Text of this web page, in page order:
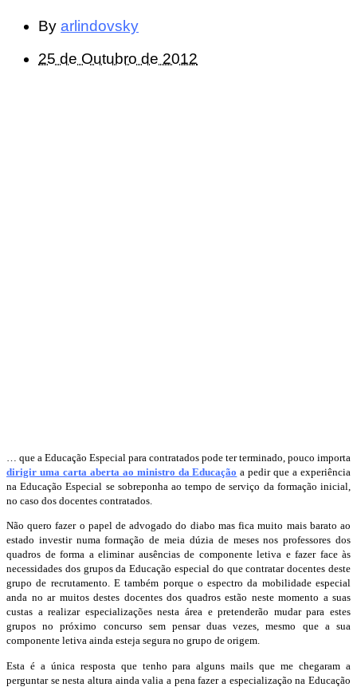
By arlindovsky
25 de Outubro de 2012
… que a Educação Especial para contratados pode ter terminado, pouco importa
dirigir uma carta aberta ao ministro da Educação a pedir que a experiência
na Educação Especial se sobreponha ao tempo de serviço da formação inicial,
no caso dos docentes contratados.
Não quero fazer o papel de advogado do diabo mas fica muito mais barato ao
estado investir numa formação de meia dúzia de meses nos professores dos
quadros de forma a eliminar ausências de componente letiva e fazer face às
necessidades dos grupos da Educação especial do que contratar docentes deste
grupo de recrutamento. E também porque o espectro da mobilidade especial
anda no ar muitos destes docentes dos quadros estão neste momento a suas
custas a realizar especializações nesta área e pretenderão mudar para estes
grupos no próximo concurso sem pensar duas vezes, mesmo que a sua
componente letiva ainda esteja segura no grupo de origem.
Esta é a única resposta que tenho para alguns mails que me chegaram a
perguntar se nesta altura ainda valia a pena fazer a especialização na Educação